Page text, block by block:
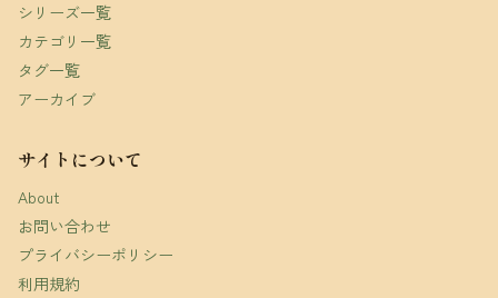
シリーズ一覧
カテゴリ一覧
タグ一覧
アーカイブ
サイトについて
About
お問い合わせ
プライバシーポリシー
利用規約